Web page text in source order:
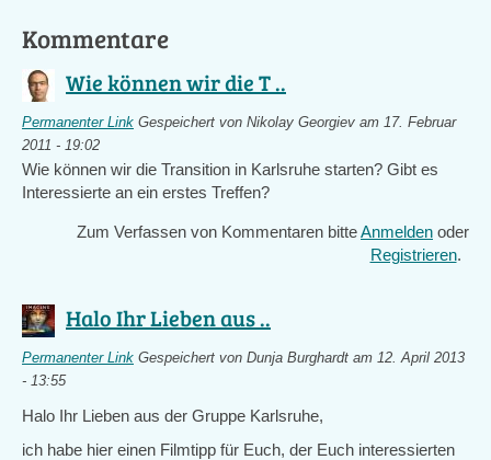
Kommentare
Wie können wir die T ..
Permanenter Link Gespeichert von Nikolay Georgiev am 17. Februar
2011 - 19:02
Wie können wir die Transition in Karlsruhe starten? Gibt es
Interessierte an ein erstes Treffen?
Zum Verfassen von Kommentaren bitteAnmelden oder
Registrieren.
Halo Ihr Lieben aus ..
Permanenter Link Gespeichert von Dunja Burghardt am 12. April 2013
- 13:55
Halo Ihr Lieben aus der Gruppe Karlsruhe,
ich habe hier einen Filmtipp für Euch, der Euch interessierten